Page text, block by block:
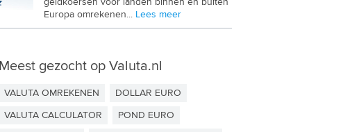
geldkoersen voor landen binnen en buiten
Europa omrekenen... Lees meer
Meest gezocht op Valuta.nl
VALUTA OMREKENEN DOLLAR EURO
VALUTA CALCULATOR POND EURO